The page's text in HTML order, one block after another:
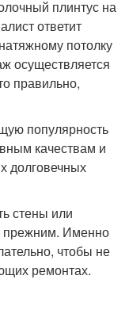
плинтус на
ответит
потолку
осуществляется
правильно,
популярность
качествам и
долговечных
стены или
прежним. Именно
чтобы не
ремонтах.